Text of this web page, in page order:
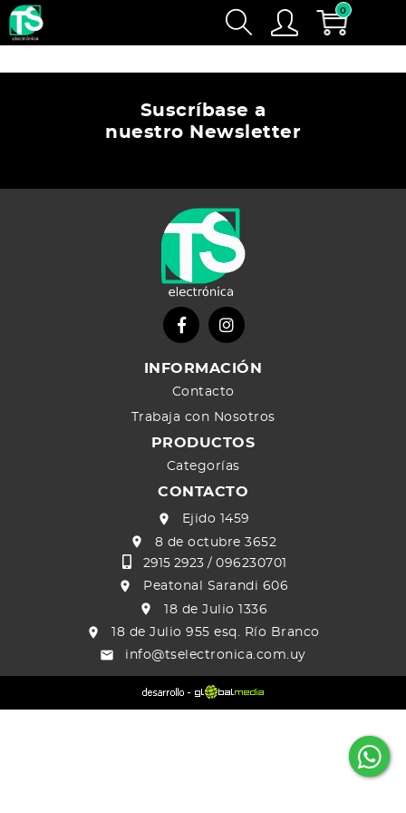
0
Suscríbase a
nuestro Newsletter
INFORMACIÓN
Contacto
Trabaja con Nosotros
PRODUCTOS
Categorías
CONTACTO
Ejido 1459
8 de octubre 3652
2915 2923 /096230701
Peatonal Sarandi 606
18 de Julio 1336
18 de Julio 955 esq. Río Branco
info@tselectronica.com.uy